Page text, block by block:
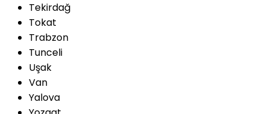
Tekirdağ
Tokat
Trabzon
Tunceli
Uşak
Van
Yalova